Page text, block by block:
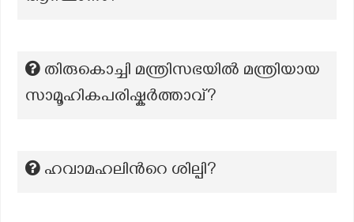
തിരുകൊച്ചി മന്ത്രിസഭയില്‍ മന്ത്രിയായ
സാമൂഹികപരിഷ്കര്‍ത്താവ്?
ഹവാമഹലിന്‍റെ ശില്പി?